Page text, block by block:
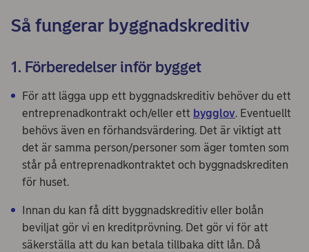
Så fungerar byggnadskreditiv
1. Förberedelser inför bygget
För att lägga upp ett byggnadskreditiv behöver du ett
entreprenadkontrakt och/eller ett bygglov. Eventuellt
behövs även en förhandsvärdering. Det är viktigt att
det är samma person/personer som äger tomten som
står på entreprenadkontraktet och byggnadskrediten
för huset.
Innan du kan få ditt byggnadskreditiv eller bolån
beviljat gör vi en kreditprövning. Det gör vi för att
säkerställa att du kan betala tillbaka ditt lån. Då